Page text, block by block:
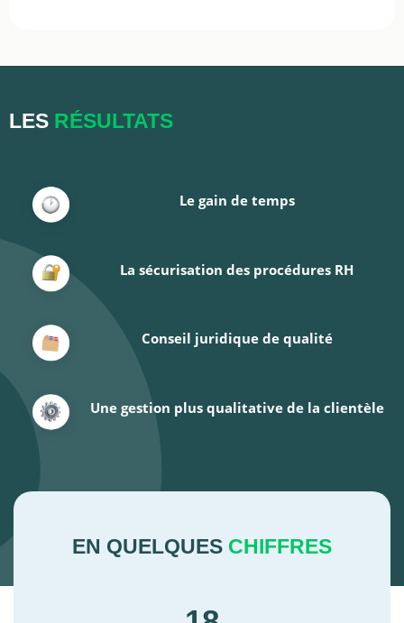
LES RÉSULTATS
Le gain de temps
La sécurisation des procédures RH
Conseil juridique de qualité
Une gestion plus qualitative de la clientèle
EN QUELQUES CHIFFRES